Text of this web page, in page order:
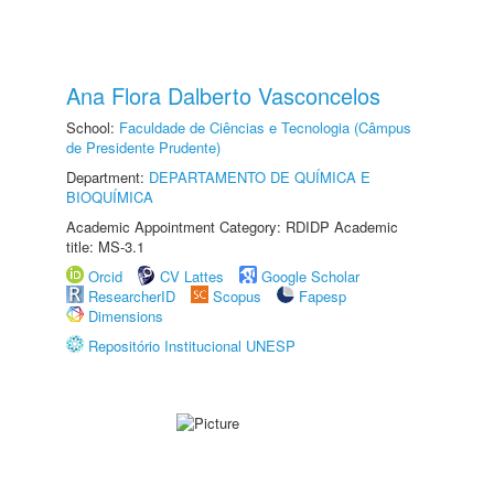
Ana Flora Dalberto Vasconcelos
School: Faculdade de Ciências e Tecnologia (Câmpus
de Presidente Prudente)
Department: DEPARTAMENTO DE QUÍMICA E
BIOQUÍMICA
Academic Appointment Category: RDIDP Academic
title: MS-3.1
Orcid
CV Lattes
Google Scholar
ResearcherID
Scopus
Fapesp
Dimensions
Repositório Institucional UNESP